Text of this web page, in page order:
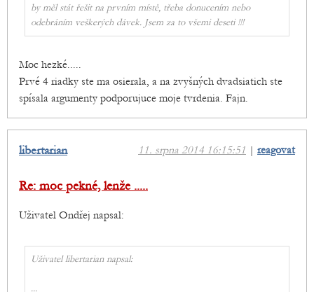
by měl stát řešit na prvním místě, třeba donucením nebo
odebráním veškerých dávek. Jsem za to všemi deseti !!!
Moc hezké.....
Prvé 4 riadky ste ma osierala, a na zvyšných dvadsiatich ste
spísala argumenty podporujuce moje tvrdenia. Fajn.
11. srpna 2014 16:15:51 | reagovat
libertarian
Re: moc pekné, lenže .....
Uživatel Ondřej napsal:
Uživatel libertarian napsal:
...